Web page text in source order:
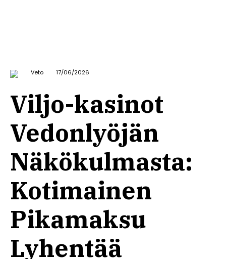
Viljo-kasinot
Vedonlyöjän
Näkökulmasta:
Kotimainen
Pikamaksu
Lyhentää
Veto 17/06/2026